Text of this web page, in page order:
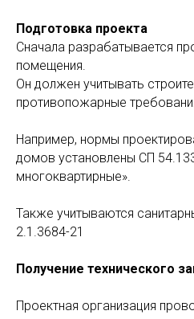
Подготовка проекта
Сначала разрабатывается
помещения.
Он должен учитывать
противопожарные
Например, нормы
домов установлены СП
многоквартирные».
Также учитываются
2.1.3684-21
Получение технического
Проектная организация